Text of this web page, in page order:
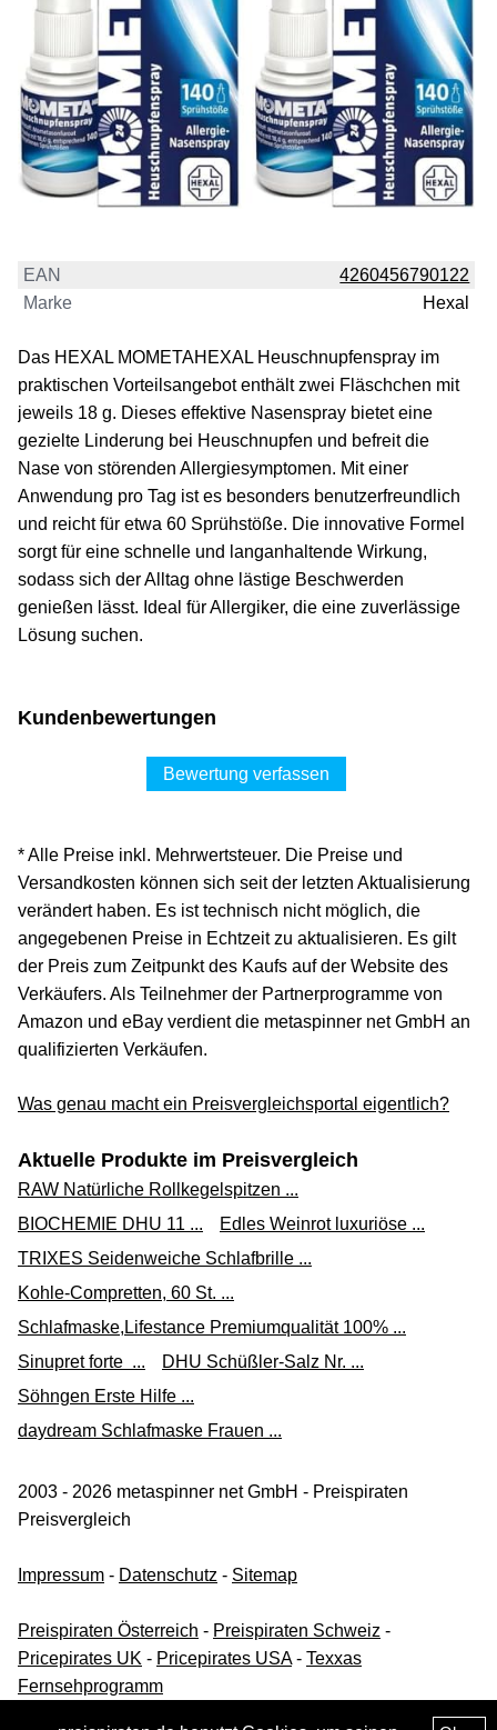
EAN
4260456790122
Marke
Hexal
Das HEXAL MOMETAHEXAL Heuschnupfenspray im
praktischen Vorteilsangebot enthält zwei Fläschchen mit
jeweils 18 g. Dieses effektive Nasenspray bietet eine
gezielte Linderung bei Heuschnupfen und befreit die
Nase von störenden Allergiesymptomen. Mit einer
Anwendung pro Tag ist es besonders benutzerfreundlich
und reicht für etwa 60 Sprühstöße. Die innovative Formel
sorgt für eine schnelle und langanhaltende Wirkung,
sodass sich der Alltag ohne lästige Beschwerden
genießen lässt. Ideal für Allergiker, die eine zuverlässige
Lösung suchen.
Kundenbewertungen
Bewertung verfassen
* Alle Preise inkl. Mehrwertsteuer. Die Preise und
Versandkosten können sich seit der letzten Aktualisierung
verändert haben. Es ist technisch nicht möglich, die
angegebenen Preise in Echtzeit zu aktualisieren. Es gilt
der Preis zum Zeitpunkt des Kaufs auf der Website des
Verkäufers. Als Teilnehmer der Partnerprogramme von
Amazon und eBay verdient die metaspinner net GmbH an
qualifizierten Verkäufen.
Was genau macht ein Preisvergleichsportal eigentlich?
Aktuelle Produkte im Preisvergleich
RAW Natürliche Rollkegelspitzen ...
BIOCHEMIE DHU 11 ...
Edles Weinrot luxuriöse ...
TRIXES Seidenweiche Schlafbrille ...
Kohle-Compretten, 60 St. ...
Schlafmaske,Lifestance Premiumqualität 100% ...
Sinupret forte ...
DHU Schüßler-Salz Nr. ...
Söhngen Erste Hilfe ...
daydream Schlafmaske Frauen ...
2003 - 2026 metaspinner net GmbH - Preispiraten
Preisvergleich
Impressum - Datenschutz - Sitemap
Preispiraten Österreich - Preispiraten Schweiz -
Pricepirates UK - Pricepirates USA- Texxas
Fernsehprogramm